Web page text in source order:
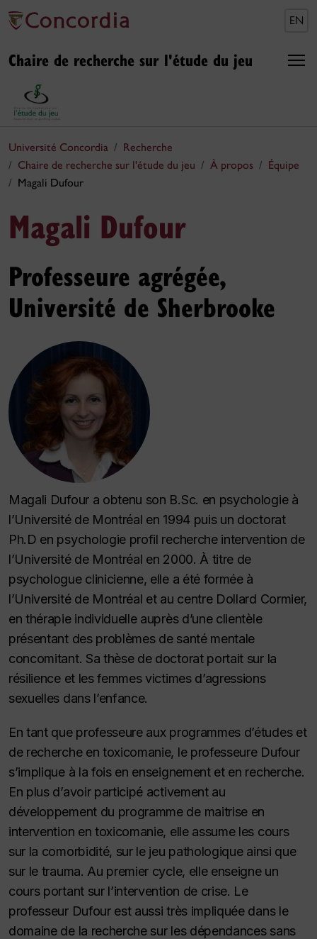
EN
Chaire de recherche sur l'étude du jeu
Université Concordia
Recherche
Chaire de recherche sur l'étude du jeu
À propos
Équipe
Magali Dufour
Magali Dufour
Professeure agrégée,
Université de Sherbrooke
Magali Dufour a obtenu son B.Sc. en psychologie à
l’Université de Montréal en 1994 puis un doctorat
Ph.D en psychologie profil recherche intervention de
l’Université de Montréal en 2000. À titre de
psychologue clinicienne, elle a été formée à
l’Université de Montréal et au centre Dollard Cormier,
en thérapie individuelle auprès d’une clientèle
présentant des problèmes de santé mentale
concomitant. Sa thèse de doctorat portait sur la
résilience et les femmes victimes d’agressions
sexuelles dans l’enfance.
En tant que professeure aux programmes d’études et
de recherche en toxicomanie, le professeure Dufour
s’implique à la fois en enseignement et en recherche.
En plus d’avoir participé activement au
développement du programme de maitrise en
intervention en toxicomanie, elle assume les cours
sur la comorbidité, sur le jeu pathologique ainsi que
sur le trauma. Au premier cycle, elle enseigne un
cours portant sur l’intervention de crise. Le
professeur Dufour est aussi très impliquée dans le
domaine de la recherche sur les dépendances sans